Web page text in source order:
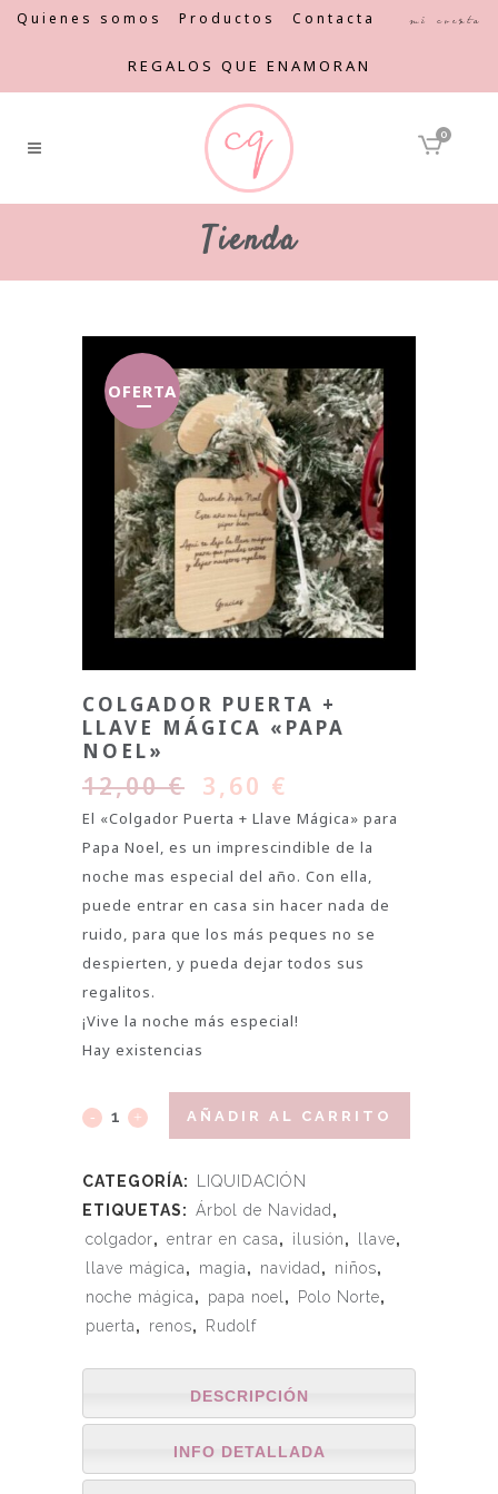
Quienes somos Productos Contacta Mi cuenta
REGALOS QUE ENAMORAN
0
Tienda
OFERTA
COLGADOR PUERTA +
LLAVE MÁGICA «PAPA
NOEL»
12,00€ 3,60 €
El «Colgador Puerta + Llave Mágica» para
Papa Noel, es un imprescindible de la
noche mas especial del año. Con ella,
puede entrar en casa sin hacer nada de
ruido, para que los más peques no se
despierten, y pueda dejar todos sus
regalitos.
¡Vive la noche más especial!
Hay existencias
AÑADIR AL CARRITO
CATEGORÍA:
LIQUIDACIÓN
ETIQUETAS: Árbol de Navidad ,
colgador, entrar en casa, ilusión, llave,
llave mágica, magia, navidad , niños,
noche mágica, papa noel , Polo Norte,
puerta, renos, Rudolf
DESCRIPCIÓN
INFO DETALLADA